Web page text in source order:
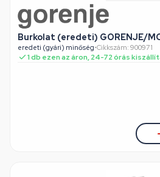
Burkolat (eredeti) GORENJE/
eredeti (gyári) minőség•Cikkszám: 900971
1 db ezen az áron, 24-72 órás